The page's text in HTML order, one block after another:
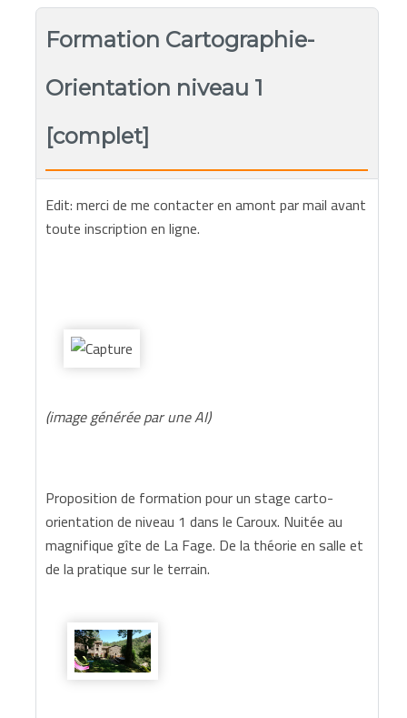
Formation Cartographie-
Orientation niveau 1
[complet]
Edit: merci de me contacter en amont par mail avant
toute inscription en ligne.
(image générée par une AI)
Proposition de formation pour un stage carto-
orientation de niveau 1 dans le Caroux. Nuitée au
magnifique gîte de La Fage. De la théorie en salle et
de la pratique sur le terrain.